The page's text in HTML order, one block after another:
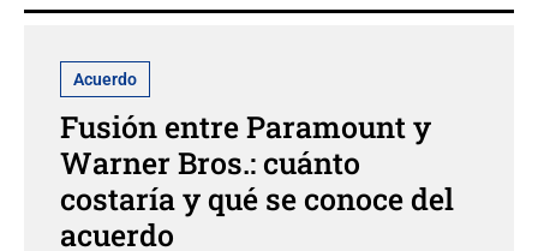
Acuerdo
Fusión entre Paramount y
Warner Bros.: cuánto
costaría y qué se conoce del
acuerdo